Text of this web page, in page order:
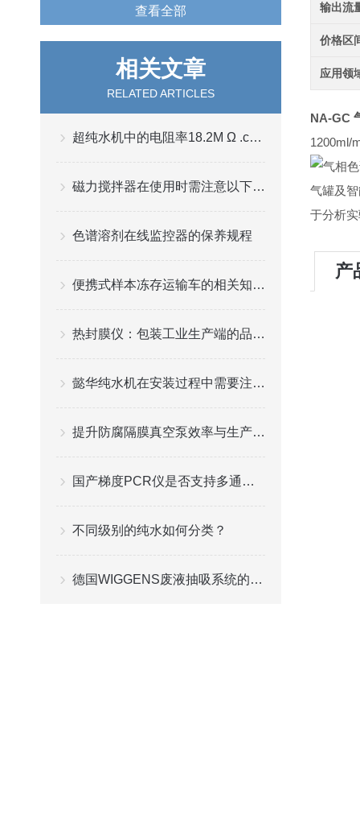
查看全部
相关文章
RELATED ARTICLES
超纯水机中的电阻率18.2M Ω .cm的由来和应用
磁力搅拌器在使用时需注意以下事项
色谱溶剂在线监控器的保养规程
便携式样本冻存运输车的相关知识普及
热封膜仪：包装工业生产端的品质“守门员”
懿华纯水机在安装过程中需要注意哪些问题？
提升防腐隔膜真空泵效率与生产效益的关键策略
国产梯度PCR仪是否支持多通道检测和高通量实验？
不同级别的纯水如何分类？
德国WIGGENS废液抽吸系统的使用注意细节
输出流
价格区
应用领
NA-GC
1200ml/
气罐及
于分析
产